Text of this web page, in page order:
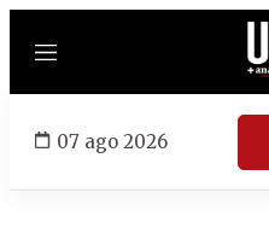
Menú
07 ago 2026